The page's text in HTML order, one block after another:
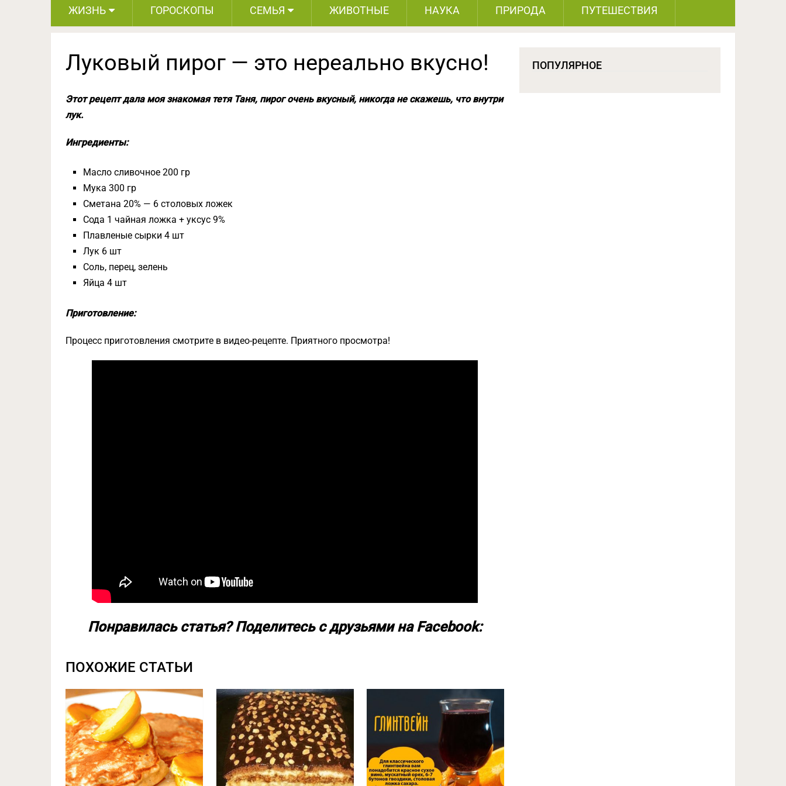
ЖИЗНЬ ГОРОСКОПЫ СЕМЬЯ ЖИВОТНЫЕ НАУКА ПРИРОДА ПУТЕШЕСТВИЯ
Луковый пирог — это нереально вкусно!
Этот рецепт дала моя знакомая тетя Таня, пирог очень вкусный, никогда не скажешь, что внутри
лук.
Ингредиенты:
Масло сливочное 200 гр
Мука 300 гр
Сметана 20% — 6 столовых ложек
Сода 1 чайная ложка + уксус 9%
Плавленые сырки 4 шт
Лук 6 шт
Соль, перец, зелень
Яйца 4 шт
Приготовление:
Процесс приготовления смотрите в видео-рецепте. Приятного просмотра!
Понравилась статья? Поделитесь с друзьями на Facebook:
ПОХОЖИЕ СТАТЬИ
ПОПУЛЯРНОЕ